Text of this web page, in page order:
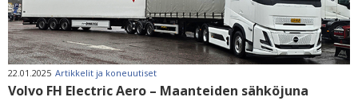
22.01.2025 Artikkelit ja koneuutiset
Volvo FH Electric Aero – Maanteiden sähköjuna